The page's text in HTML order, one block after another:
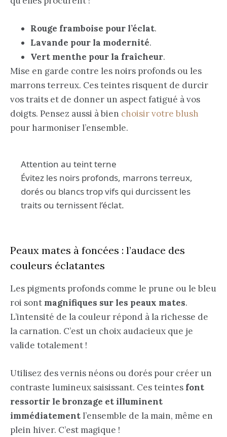
Rouge framboise pour l’éclat.
Lavande pour la modernité.
Vert menthe pour la fraîcheur.
Mise en garde contre les noirs profonds ou les
marrons terreux. Ces teintes risquent de durcir
vos traits et de donner un aspect fatigué à vos
doigts. Pensez aussi à bien choisir votre blush
pour harmoniser l’ensemble.
Attention au teint terne
Évitez les noirs profonds, marrons terreux,
dorés ou blancs trop vifs qui durcissent les
traits ou ternissent l’éclat.
Peaux mates à foncées : l’audace des
couleurs éclatantes
Les pigments profonds comme le prune ou le bleu
roi sont magnifiques sur les peaux mates.
L’intensité de la couleur répond à la richesse de
la carnation. C’est un choix audacieux que je
valide totalement !
Utilisez des vernis néons ou dorés pour créer un
contraste lumineux saisissant. Ces teintes font
ressortir le bronzage et illuminent
immédiatement l’ensemble de la main, même en
plein hiver. C’est magique !